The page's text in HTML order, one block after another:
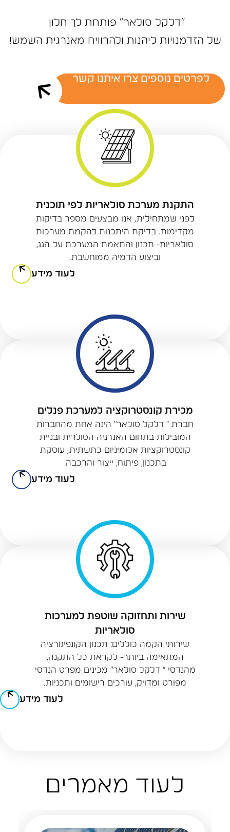
התקנת מערכת סולאריות לפי תוכנית
לפני שמתחילית, אנו מבצעים מספר בדיקות
מקדימות. בדיקת היתכנות להקמת מערכות
סולאריות- תכנון והתאמת המערכת על הגג,
וביצוע הדמיה ממוחשבת.
לעוד מידע
מכירת קונסטרוקציה למערכת פנלים
חברת “ דלקל סולאר” הינה אחת מהחברות
המובילות בתחום האנרגיה הסולרית ובניית
קונסטרוקציות אלומיניום כתשתית, עוסקת
בתכנון, פיתוח, ייצור והרכבה.
לעוד מידע
שירות ותחזוקה שוטפת למערכות
סולאריות
שירותי הקמה כוללים: תכנון הקונפיגורציה
המתאימה ביותר- לקראת כל התקנה,
מהנדסי “ דלקל סולאר” מכינים מפרט הנדסי
מפורט ומדויק, עורכים רישומים ותכניות.
לעוד מידע
״דלקל ‬סולאר״‭ ‬פותחת‭ ‬לך‭ ‬חלון‭ ‬
של‭ ‬הזדמנויות‭ ‬ליהנות‭ ‬ולהרוויח‭ ‬מאנרגית‭ ‬השמש‭!‬
לפרטים נוספים צרו איתנו קשר
לעוד מאמרים